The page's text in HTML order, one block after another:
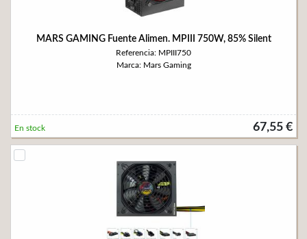
MARS GAMING Fuente Alimen. MPIII 750W, 85% Silent
Referencia: MPIII750
Marca: Mars Gaming
67,55 €
En stock